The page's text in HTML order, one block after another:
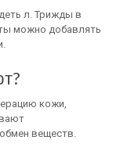
л. Трижды в
можно добавлять
кожи,
веществ.